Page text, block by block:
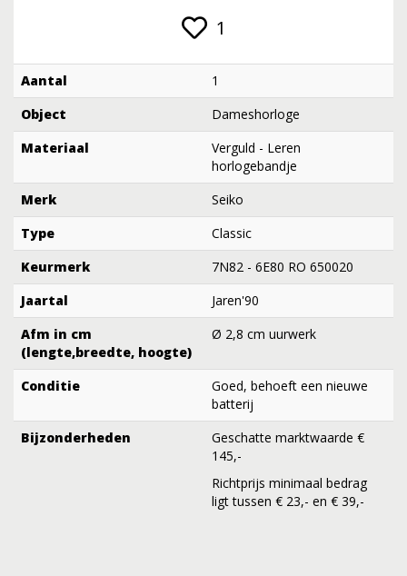
1
Aantal
1
Object
Dameshorloge
Materiaal
Verguld - Leren
horlogebandje
Merk
Seiko
Type
Classic
Keurmerk
7N82 - 6E80 RO 650020
Jaartal
Jaren'90
Afm in cm
(lengte,breedte, hoogte)
Ø 2,8 cm uurwerk
Conditie
Goed, behoeft een nieuwe
batterij
Bijzonderheden
Geschatte marktwaarde €
145,-
Richtprijs minimaal bedrag
ligt tussen € 23,- en € 39,-